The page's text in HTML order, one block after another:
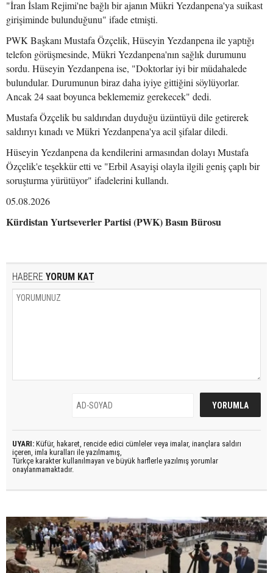
"İran İslam Rejimi'ne bağlı bir ajanın Mükri Yezdanpena'ya suikast
girişiminde bulunduğunu" ifade etmişti.
PWK Başkanı Mustafa Özçelik, Hüseyin Yezdanpena ile yaptığı
telefon görüşmesinde, Mükri Yezdanpena'nın sağlık durumunu
sordu. Hüseyin Yezdanpena ise, "Doktorlar iyi bir müdahalede
bulundular. Durumunun biraz daha iyiye gittiğini söylüyorlar.
Ancak 24 saat boyunca beklememiz gerekecek" dedi.
Mustafa Özçelik bu saldırıdan duyduğu üzüntüyü dile getirerek
saldırıyı kınadı ve Mükri Yezdanpena'ya acil şifalar diledi.
Hüseyin Yezdanpena da kendilerini armasından dolayı Mustafa
Özçelik'e teşekkür etti ve "Erbil Asayişi olayla ilgili geniş çaplı bir
soruşturma yürütüyor" ifadelerini kullandı.
05.08.2026
Kürdistan Yurtseverler Partisi (PWK) Basın Bürosu
HABERE YORUM KAT
UYARI: Küfür, hakaret, rencide edici cümleler veya imalar, inançlara saldırı
içeren, imla kuralları ile yazılmamış,
Türkçe karakter kullanılmayan ve büyük harflerle yazılmış yorumlar
onaylanmamaktadır.